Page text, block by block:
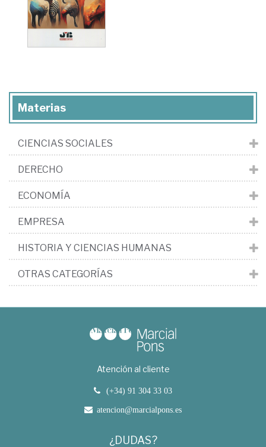
Materias
CIENCIAS SOCIALES
DERECHO
ECONOMÍA
EMPRESA
HISTORIA Y CIENCIAS HUMANAS
OTRAS CATEGORÍAS
Atención al cliente
(+34) 91 304 33 03
atencion@marcialpons.es
¿DUDAS?